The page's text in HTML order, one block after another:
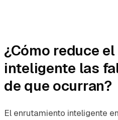
¿Cómo reduce
inteligente las
de que ocurran?
El enrutamiento inteligente